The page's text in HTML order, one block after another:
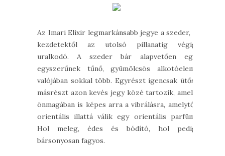
Az Imari Elixir legmarkánsabb jegye a szeder, a
kezdetektől az utolsó pillanatig végig
uralkodó. A szeder bár alapvetően egy
egyszerűnek tűnő, gyümölcsös alkotóelem,
valójában sokkal több. Egyrészt igencsak ütős,
másrészt azon kevés jegy közé tartozik, amely
önmagában is képes arra a vibrálásra, amelytől
orientális illattá válik egy orientális parfüm.
Hol meleg, édes és bódító, hol pedig
bársonyosan fagyos.